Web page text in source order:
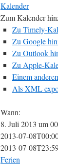
Kalender
Zum Kalender
Zu Timely-
Zu Google
Zu Outlook
Zu Apple-
Einem
Als XML
Wann:
8. Juli 2013 um
2013-07-
2013-07-
Ferien